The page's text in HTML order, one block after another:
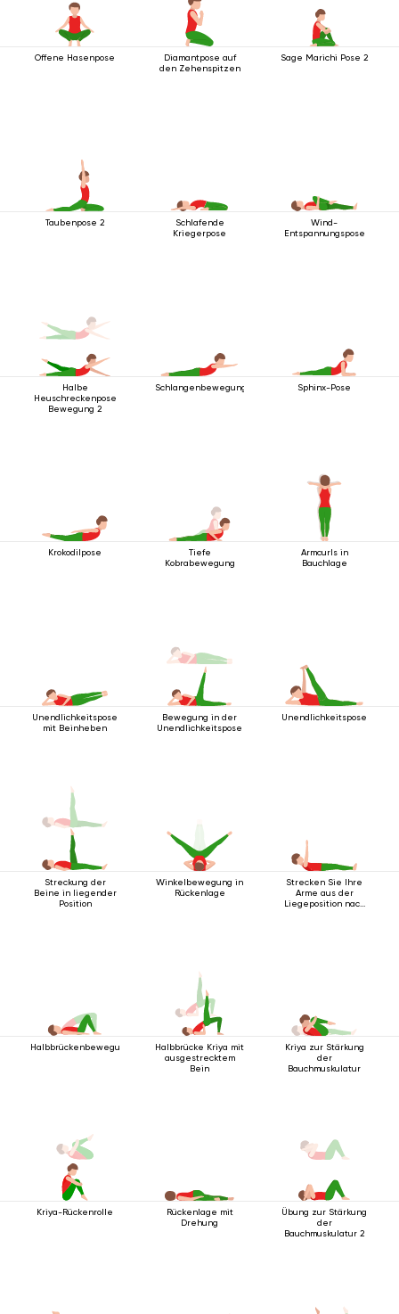
Offene Hasenpose
Diamantpose auf
den Zehenspitzen
Sage Marichi Pose 2
Taubenpose 2
Schlafende
Kriegerpose
Wind-
Entspannungspose
Halbe
Heuschreckenpose
Bewegung 2
Schlangenbewegung Sphinx-Pose
Krokodilpose
Tiefe
Kobrabewegung
Armcurls in
Bauchlage
Unendlichkeitspose
mit Beinheben
Bewegung in der
Unendlichkeitspose
Unendlichkeitspose
Streckung der
Beine in liegender
Position
Winkelbewegung in
Rückenlage
Strecken Sie Ihre
Arme aus der
Liegeposition nach
Halbbrückenbewegung
Halbbrücke Kriya mit
ausgestrecktem
Bein
Kriya zur Stärkung
der
Bauchmuskulatur
Kriya-Rückenrolle
Rückenlage mit
Drehung
Übung zur Stärkung
der
Bauchmuskulatur 2